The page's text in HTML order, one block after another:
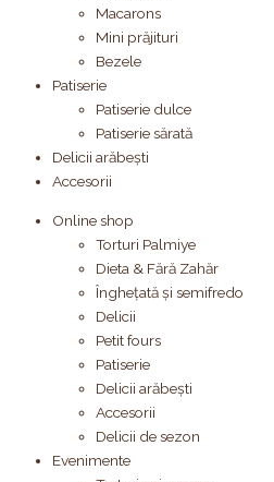
Macarons
Mini prăjituri
Bezele
Patiserie
Patiserie dulce
Patiserie sărată
Delicii arăbești
Accesorii
Online shop
Torturi Palmiye
Dieta & Fără Zahăr
Înghețată și semifredo
Delicii
Petit fours
Patiserie
Delicii arăbești
Accesorii
Delicii de sezon
Evenimente